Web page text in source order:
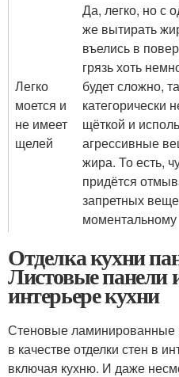
Легко
моется и
не имеет
щелей
Да, легко, но с
же вытирать
въелись в
грязь хоть
будет сложно,
категорически
щёткой и
агрессивные
жира. То есть,
придётся
запретных
моментальному
Отделка кухни
Листовые панели
интерьере кухни
Стеновые
в качестве отделки стен в
включая кухню. И даже